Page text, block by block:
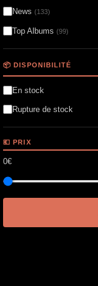
News (133)
Top Albums (99)
📦 DISPONIBILITÉ
En stock
Rupture de stock
💶 PRIX
0€